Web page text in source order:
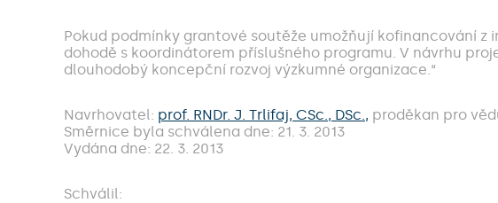
Pokud podmínky grantové soutěže umožňují kofinancování
dohodě s koordinátorem příslušného programu. V návrhu
dlouhodobý koncepční rozvoj výzkumné organizace.“
Navrhovatel: prof. RNDr. J. Trlifaj, CSc., DSc., proděkan pro
Směrnice byla schválena dne: 21. 3. 2013
Vydána dne: 22. 3. 2013
Schválil: